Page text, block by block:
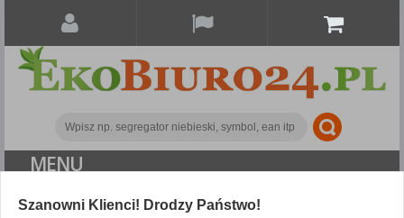
MENU
Papier i etykiety
Bloczki samoprzylepne
Szanowni Klienci! Drodzy Państwo!